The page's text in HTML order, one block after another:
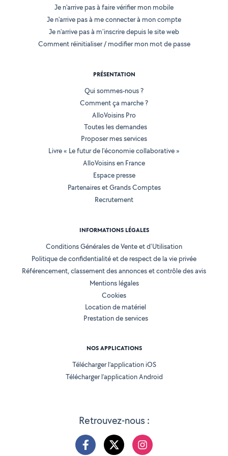
Retrouvez-nous :
Je n'arrive pas à faire vérifier mon mobile
Je n'arrive pas à me connecter à mon compte
Je n'arrive pas à m'inscrire depuis le site web
Comment réinitialiser / modifier mon mot de passe
PRÉSENTATION
Qui sommes-nous ?
Comment ça marche ?
AlloVoisins Pro
Toutes les demandes
Proposer mes services
Livre « Le futur de l'économie collaborative »
AlloVoisins en France
Espace presse
Partenaires et Grands Comptes
Recrutement
INFORMATIONS LÉGALES
Conditions Générales de Vente et d'Utilisation
Politique de confidentialité et de respect de la vie privée
Référencement, classement des annonces et contrôle des avis
Mentions légales
Cookies
Location de matériel
Prestation de services
NOS APPLICATIONS
Télécharger l’application iOS
Télécharger l’application Android